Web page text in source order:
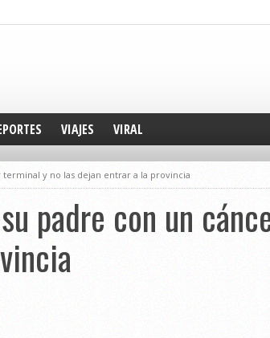
VIAJES VIRAL
y no las dejan entrar a la provincia
padre con un